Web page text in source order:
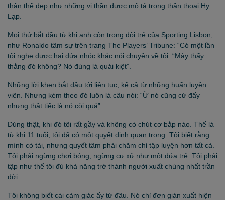
thân thể đẹp như những vị thần được mô tả trong thần thoại Hy
Lạp.
Mọi thứ bắt đầu từ khi anh còn trong đội trẻ của Sporting Lisbon,
như Ronaldo tâm sự trên trang The Players’ Tribune: “Có một lần
tôi nghe được hai đứa nhóc khác nói chuyện về tôi: “Mày thấy
thằng đó không? Nó đúng là quái kiệt”.
Những lời khen bắt đầu tới liên tục, kể cả từ những huấn luyện
viên. Nhưng kèm theo đó luôn là câu nói: “Ừ nó cũng cừ đấy
nhưng thật tiếc là nó còi quá”.
Đúng thật, khi đó tôi rất gầy và không có chút cơ bắp nào. Thế là
từ khi 11 tuổi, tôi đã có một quyết định quan trọng: Tôi biết rằng
mình có tài, nhưng quyết tâm phải chăm chỉ tập luyện hơn tất cả.
Tôi phải ngừng chơi bóng, ngừng cư xử như một đứa trẻ. Tôi phải
tập như thể tôi đủ khả năng trở thành người xuất chúng nhất trần
đời.
Tôi không biết cái cảm giác ấy từ đâu. Nó chỉ đơn giản xuất hiện